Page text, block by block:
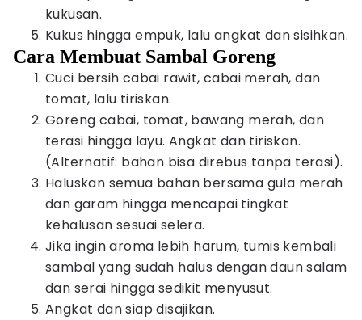
kukusan.
Kukus hingga empuk, lalu angkat dan sisihkan.
Cara Membuat Sambal Goreng
Cuci bersih cabai rawit, cabai merah, dan
tomat, lalu tiriskan.
Goreng cabai, tomat, bawang merah, dan
terasi hingga layu. Angkat dan tiriskan.
(Alternatif: bahan bisa direbus tanpa terasi).
Haluskan semua bahan bersama gula merah
dan garam hingga mencapai tingkat
kehalusan sesuai selera.
Jika ingin aroma lebih harum, tumis kembali
sambal yang sudah halus dengan daun salam
dan serai hingga sedikit menyusut.
Angkat dan siap disajikan.